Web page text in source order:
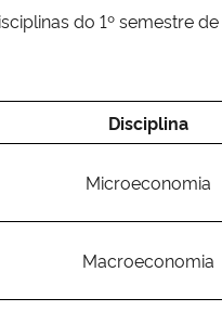
do 1º semestre de
Disciplina
Microeconomia
Macroeconomia